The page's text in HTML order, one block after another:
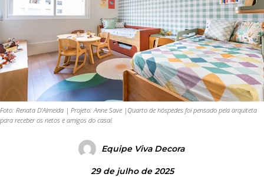
Foto: Renata D'Almeida | Projeto: Anne Save |Quarto de hóspedes foi pensado pela arquiteta
para receber os netos e amigos do casal.
Equipe Viva Decora
29 de julho de 2025